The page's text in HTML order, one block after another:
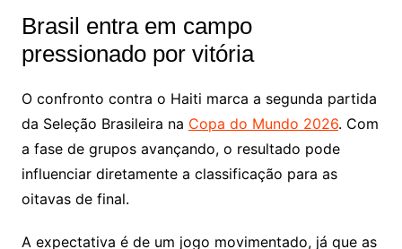
Brasil entra em campo
pressionado por vitória
O confronto contra o Haiti marca a segunda partida
da Seleção Brasileira na Copa do Mundo 2026. Com
a fase de grupos avançando, o resultado pode
influenciar diretamente a classificação para as
oitavas de final.
A expectativa é de um jogo movimentado, já que as